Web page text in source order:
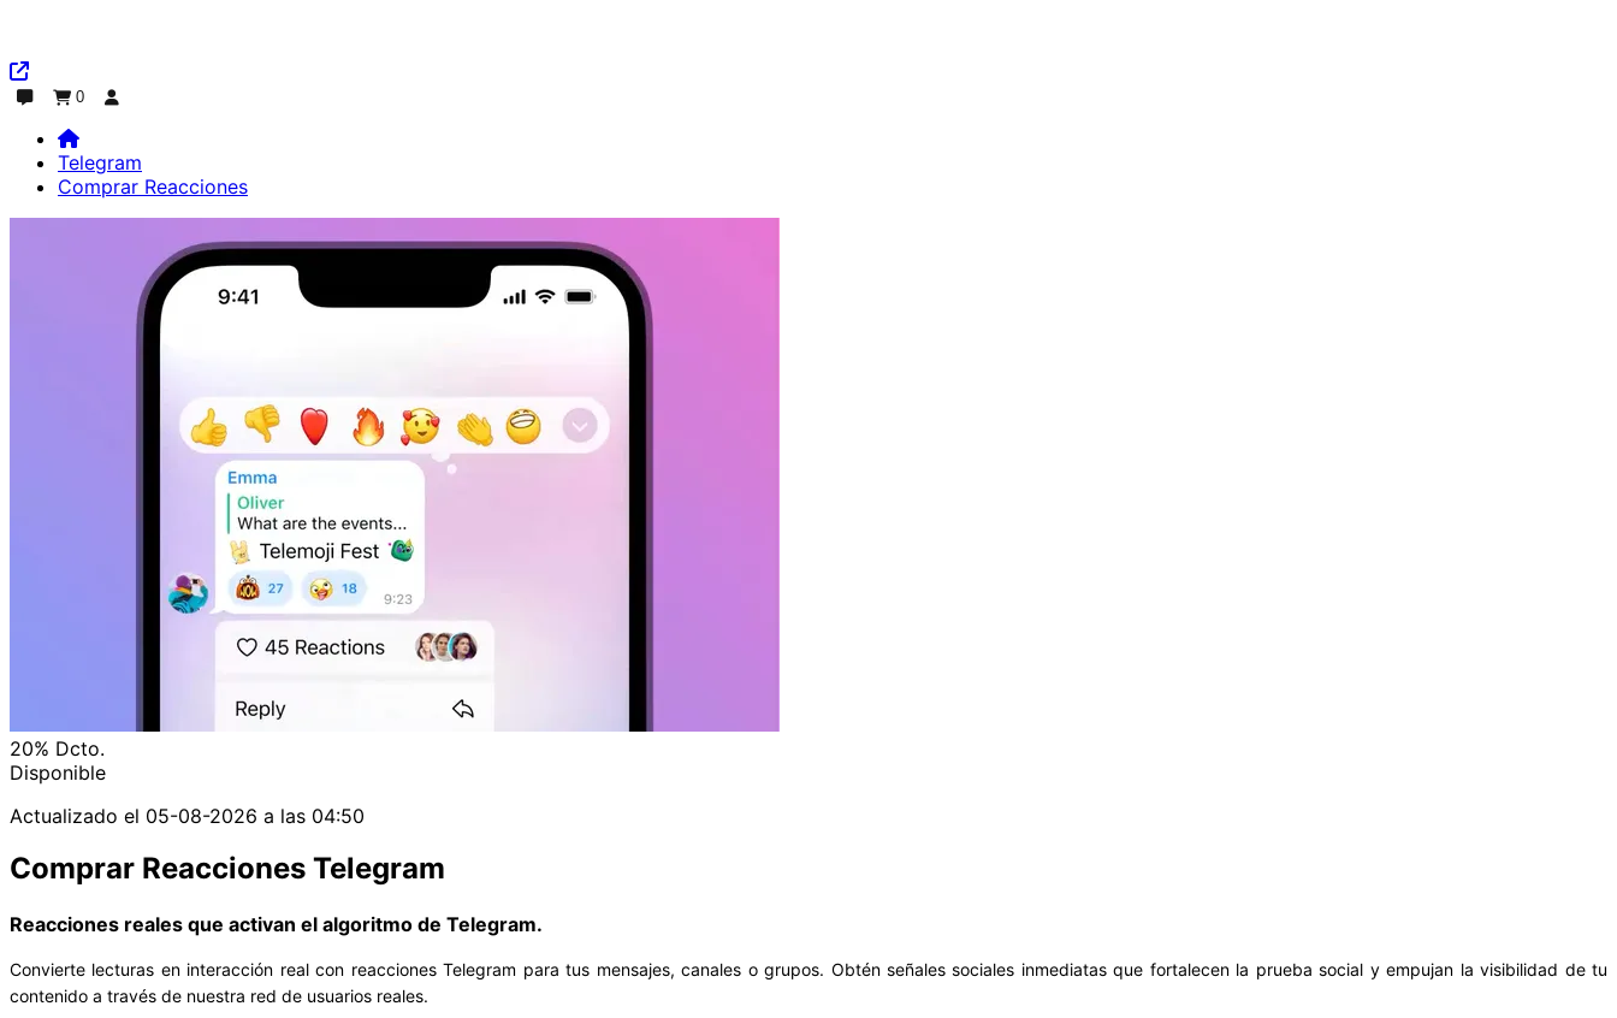
0
Telegram
Comprar Reacciones
20% Dcto.
Disponible
Actualizado el 05-08-2026 a las 04:50
Comprar Reacciones Telegram
Reacciones reales que activan el algoritmo de Telegram.
Convierte lecturas en interacción real con reacciones Telegram para tus mensajes, canales o grupos. Obtén señales sociales inmediatas que fortalecen la prueba social y empujan la visibilidad de tu
contenido a través de nuestra red de usuarios reales.